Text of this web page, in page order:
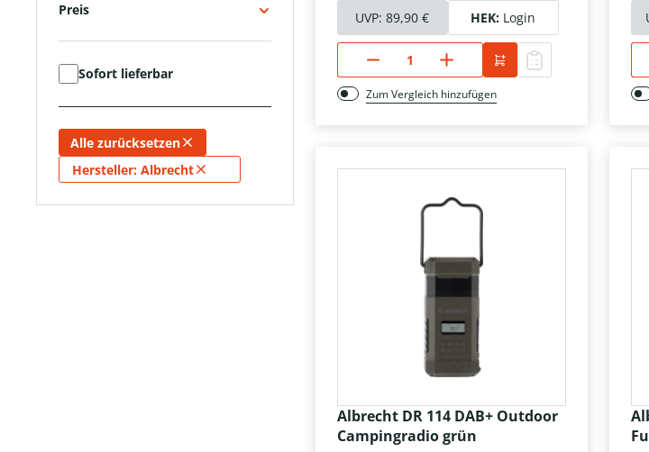
Radio
Spannungswandler
USB-Kabel
Preis
Sofort lieferbar
Hersteller: Albrecht
Alle zurücksetzen
UVP:89,90 € HEK: Login
Zum Vergleich hinzufügen
Albrecht DR 114 DAB+ Outdoor
Campingradio grün